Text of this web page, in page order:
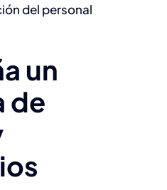
del personal
un
de